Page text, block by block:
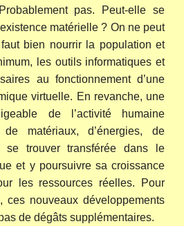
pas. Peut-elle se
matérielle ? On ne peut
faut bien nourrir la population et
les outils informatiques et
au fonctionnement d’une
virtuelle. En revanche, une
de l’activité humaine
de matériaux, d’énergies, de
se trouver transférée dans le
et y poursuivre sa croissance
les ressources réelles. Pour
ces nouveaux développements
de dégâts supplémentaires.